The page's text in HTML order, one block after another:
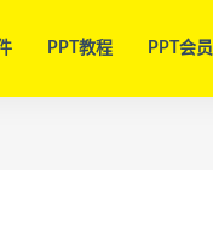
PPT教程 PPT会员